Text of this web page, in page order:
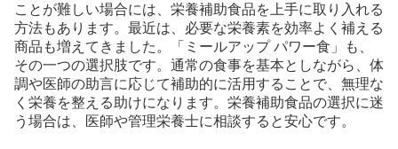
ことが難しい場合には、栄養補助食品を上手に取り入れる
方法もあります。最近は、必要な栄養素を効率よく補える
商品も増えてきました。「ミールアップ パワー食」も、
その一つの選択肢です。通常の食事を基本としながら、体
調や医師の助言に応じて補助的に活用することで、無理な
く栄養を整える助けになります。栄養補助食品の選択に迷
う場合は、医師や管理栄養士に相談すると安心です。